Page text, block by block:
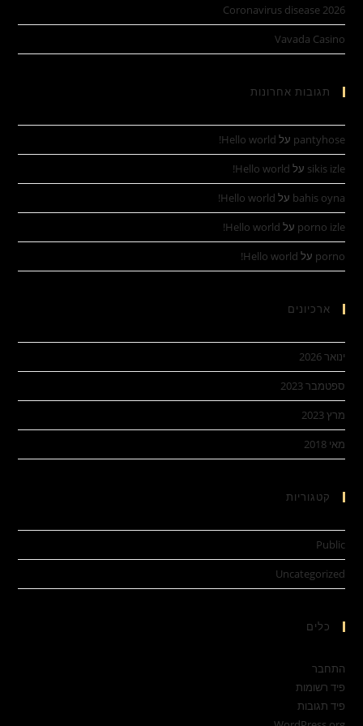
Coronavirus disease 2026
Vavada Casino
תגובות אחרונות
pantyhose על Hello world!
sikis izle על Hello world!
bahis oyna על Hello world!
porno izle על Hello world!
porno על Hello world!
ארכיונים
ינואר 2026
ספטמבר 2023
מרץ 2023
מאי 2018
קטגוריות
Public
Uncategorized
כלים
התחבר
פיד רשומות
פיד תגובות